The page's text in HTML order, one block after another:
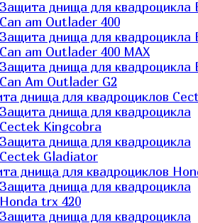
Защита днища для квадроцикла
Can am Outlader 400
Защита днища для квадроцикла
Can am Outlader 400 MAX
Защита днища для квадроцикла
Can Аm Outlader G2
днища для квадроциклов
Защита днища для квадроцикла
Cectek Kingcobra
Защита днища для квадроцикла
Cectek Gladiator
днища для квадроциклов
Защита днища для квадроцикла
Honda trx 420
Защита днища для квадроцикла